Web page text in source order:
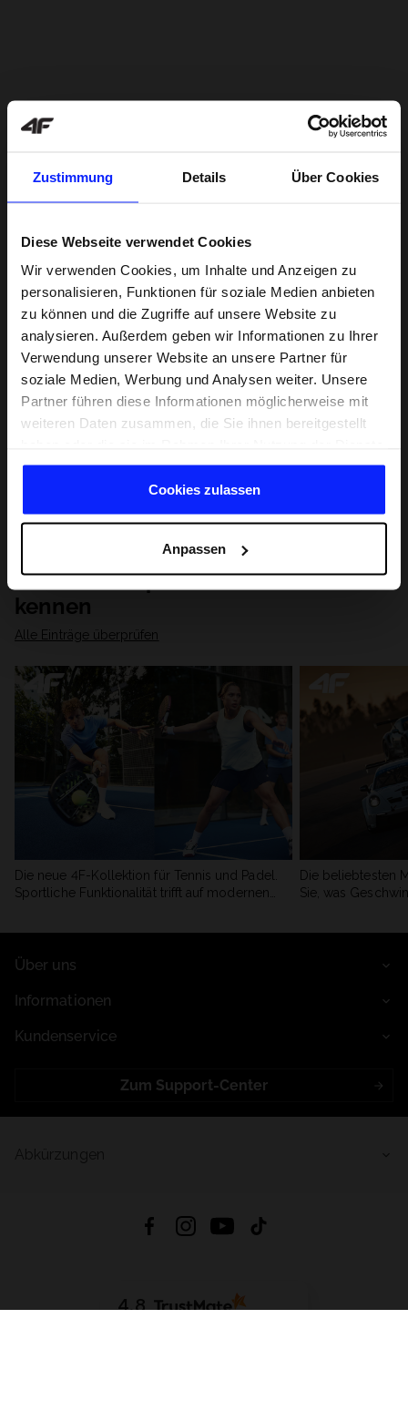
Zustimmung Details Über Cookies
Diese Webseite verwendet Cookies
Wir verwenden Cookies, um Inhalte und Anzeigen zu
personalisieren, Funktionen für soziale Medien anbieten
zu können und die Zugriffe auf unsere Website zu
analysieren. Außerdem geben wir Informationen zu Ihrer
Verwendung unserer Website an unsere Partner für
soziale Medien, Werbung und Analysen weiter. Unsere
Partner führen diese Informationen möglicherweise mit
weiteren Daten zusammen, die Sie ihnen bereitgestellt
gesammelt haben.
Cookies zulassen
Anpassen
Lernen Sie Sport von Grund auf
kennen
Alle Einträge überprüfen
Die neue 4F-Kollektion für Tennis und Padel.
Sportliche Funktionalität trifft auf modernen
Die beliebtesten
Sie, was
Über uns
Informationen
Kundenservice
Zum Support-Center
4.8